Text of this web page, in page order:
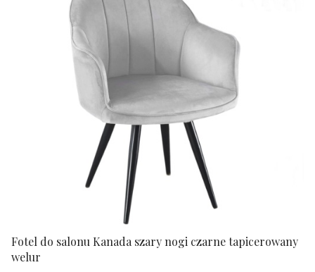
Fotel do salonu Kanada szary nogi czarne tapicerowany
welur